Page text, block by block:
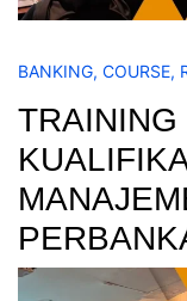
BANKING, COURSE,